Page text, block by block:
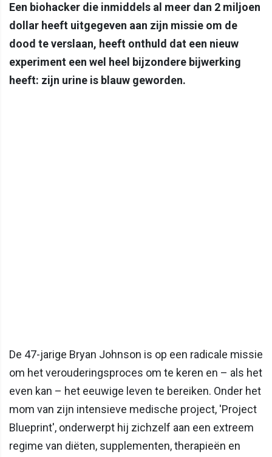
Een biohacker die inmiddels al meer dan 2 miljoen
dollar heeft uitgegeven aan zijn missie om de
dood te verslaan, heeft onthuld dat een nieuw
experiment een wel heel bijzondere bijwerking
heeft: zijn urine is blauw geworden.
De 47-jarige Bryan Johnson is op een radicale missie
om het verouderingsproces om te keren en – als het
even kan – het eeuwige leven te bereiken. Onder het
mom van zijn intensieve medische project, 'Project
Blueprint', onderwerpt hij zichzelf aan een extreem
regime van diëten, supplementen, therapieën en